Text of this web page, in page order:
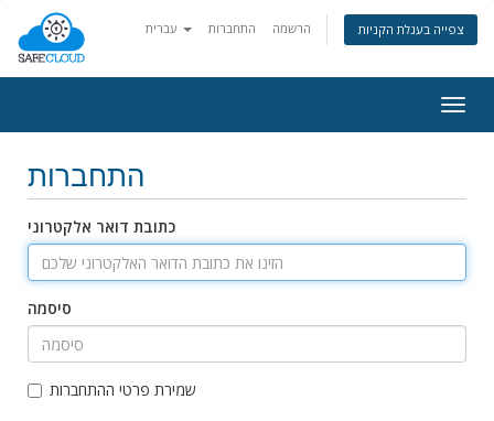
התחברות הרשמה צפייה בעגלת הקניות
התחברות
כתובת דואר אלקטרוני
סיסמה
שמירת פרטי ההתחברות